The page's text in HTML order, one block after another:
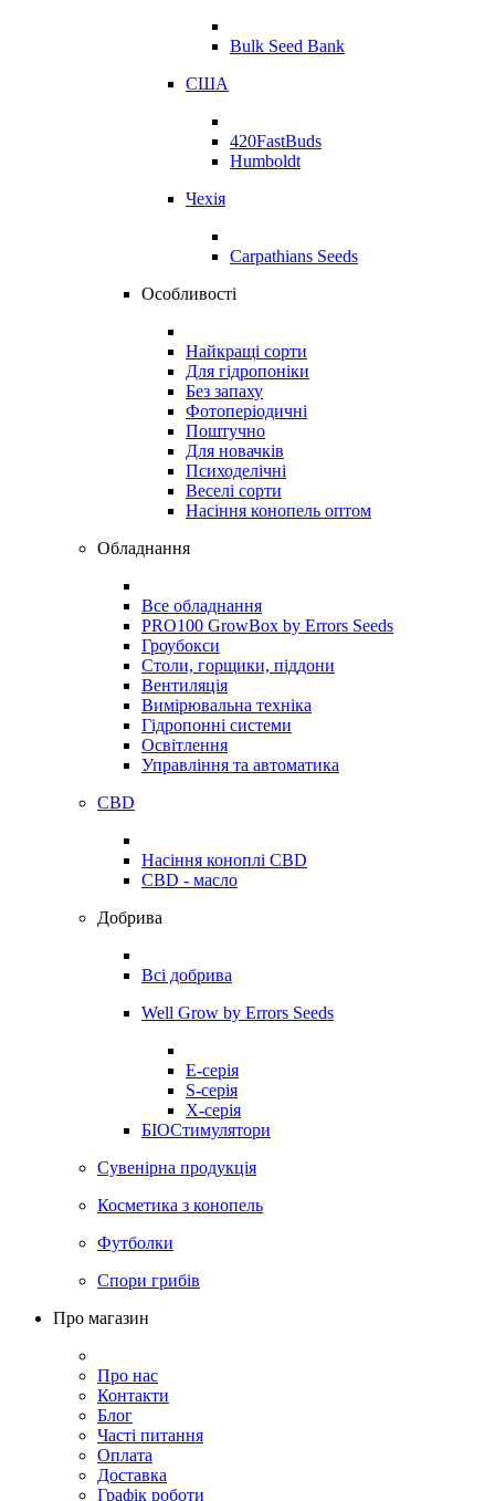
Bulk Seed Bank
США
420FastBuds
Humboldt
Чехія
Carpathians Seeds
Особливості
Найкращі сорти
Для гідропоніки
Без запаху
Фотоперіодичні
Поштучно
Для новачків
Психоделічні
Веселі сорти
Насіння конопель оптом
Обладнання
Все обладнання
PRO100 GrowBox by Errors Seeds
Гроубокси
Столи, горщики, піддони
Вентиляція
Вимірювальна техніка
Гідропонні системи
Освітлення
Управління та автоматика
CBD
Насіння коноплі CBD
CBD - масло
Добрива
Всі добрива
Well Grow by Errors Seeds
E-серія
S-серія
X-серія
БІОСтимулятори
Сувенірна продукція
Косметика з конопель
Футболки
Спори грибів
Про магазин
Про нас
Контакти
Блог
Часті питання
Оплата
Доставка
Графік роботи